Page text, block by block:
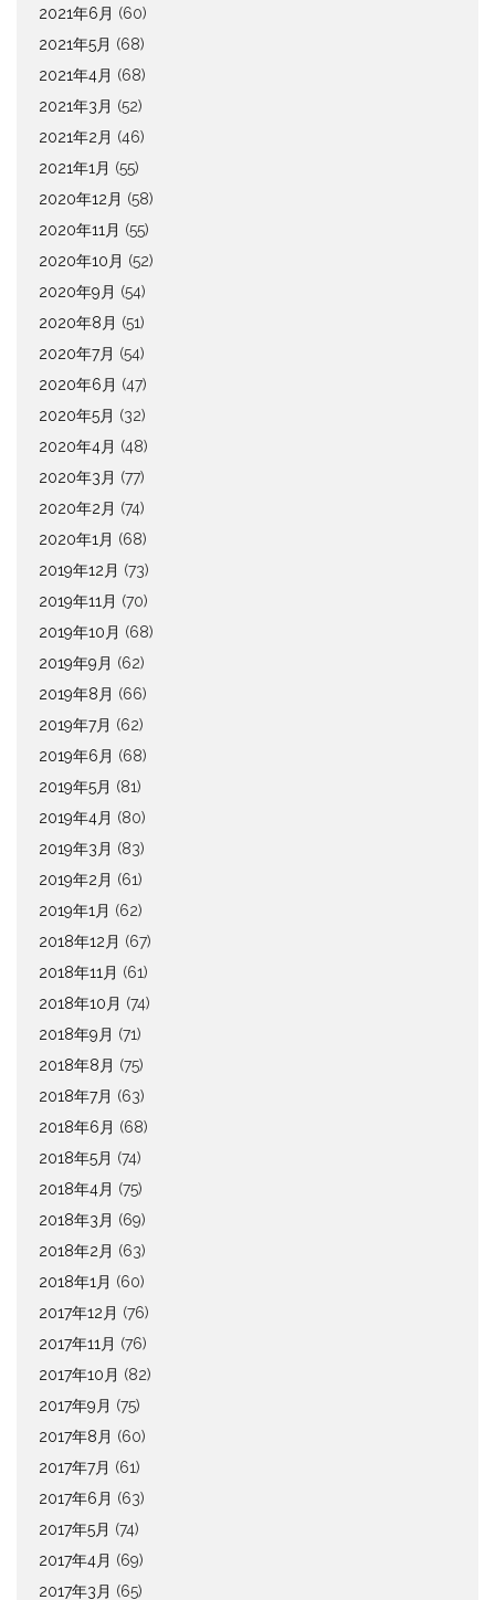
2021年6月 (60)
2021年5月 (68)
2021年4月 (68)
2021年3月 (52)
2021年2月 (46)
2021年1月 (55)
2020年12月 (58)
2020年11月 (55)
2020年10月 (52)
2020年9月 (54)
2020年8月 (51)
2020年7月 (54)
2020年6月 (47)
2020年5月 (32)
2020年4月 (48)
2020年3月 (77)
2020年2月 (74)
2020年1月 (68)
2019年12月 (73)
2019年11月 (70)
2019年10月 (68)
2019年9月 (62)
2019年8月 (66)
2019年7月 (62)
2019年6月 (68)
2019年5月 (81)
2019年4月 (80)
2019年3月 (83)
2019年2月 (61)
2019年1月 (62)
2018年12月 (67)
2018年11月 (61)
2018年10月 (74)
2018年9月 (71)
2018年8月 (75)
2018年7月 (63)
2018年6月 (68)
2018年5月 (74)
2018年4月 (75)
2018年3月 (69)
2018年2月 (63)
2018年1月 (60)
2017年12月 (76)
2017年11月 (76)
2017年10月 (82)
2017年9月 (75)
2017年8月 (60)
2017年7月 (61)
2017年6月 (63)
2017年5月 (74)
2017年4月 (69)
2017年3月 (65)